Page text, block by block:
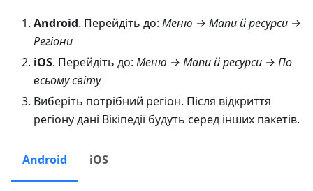
Android. Перейдіть до: Меню → Мапи й ресурси →
Регіони
iOS. Перейдіть до: Меню → Мапи й ресурси → По
всьому світу
Виберіть потрібний регіон. Після відкриття
регіону дані Вікіпедії будуть серед інших пакетів.
Android iOS